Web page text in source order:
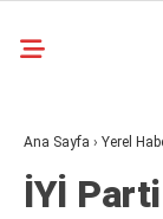
ASAYIŞ
Ana Sayfa › Yerel
İYİ